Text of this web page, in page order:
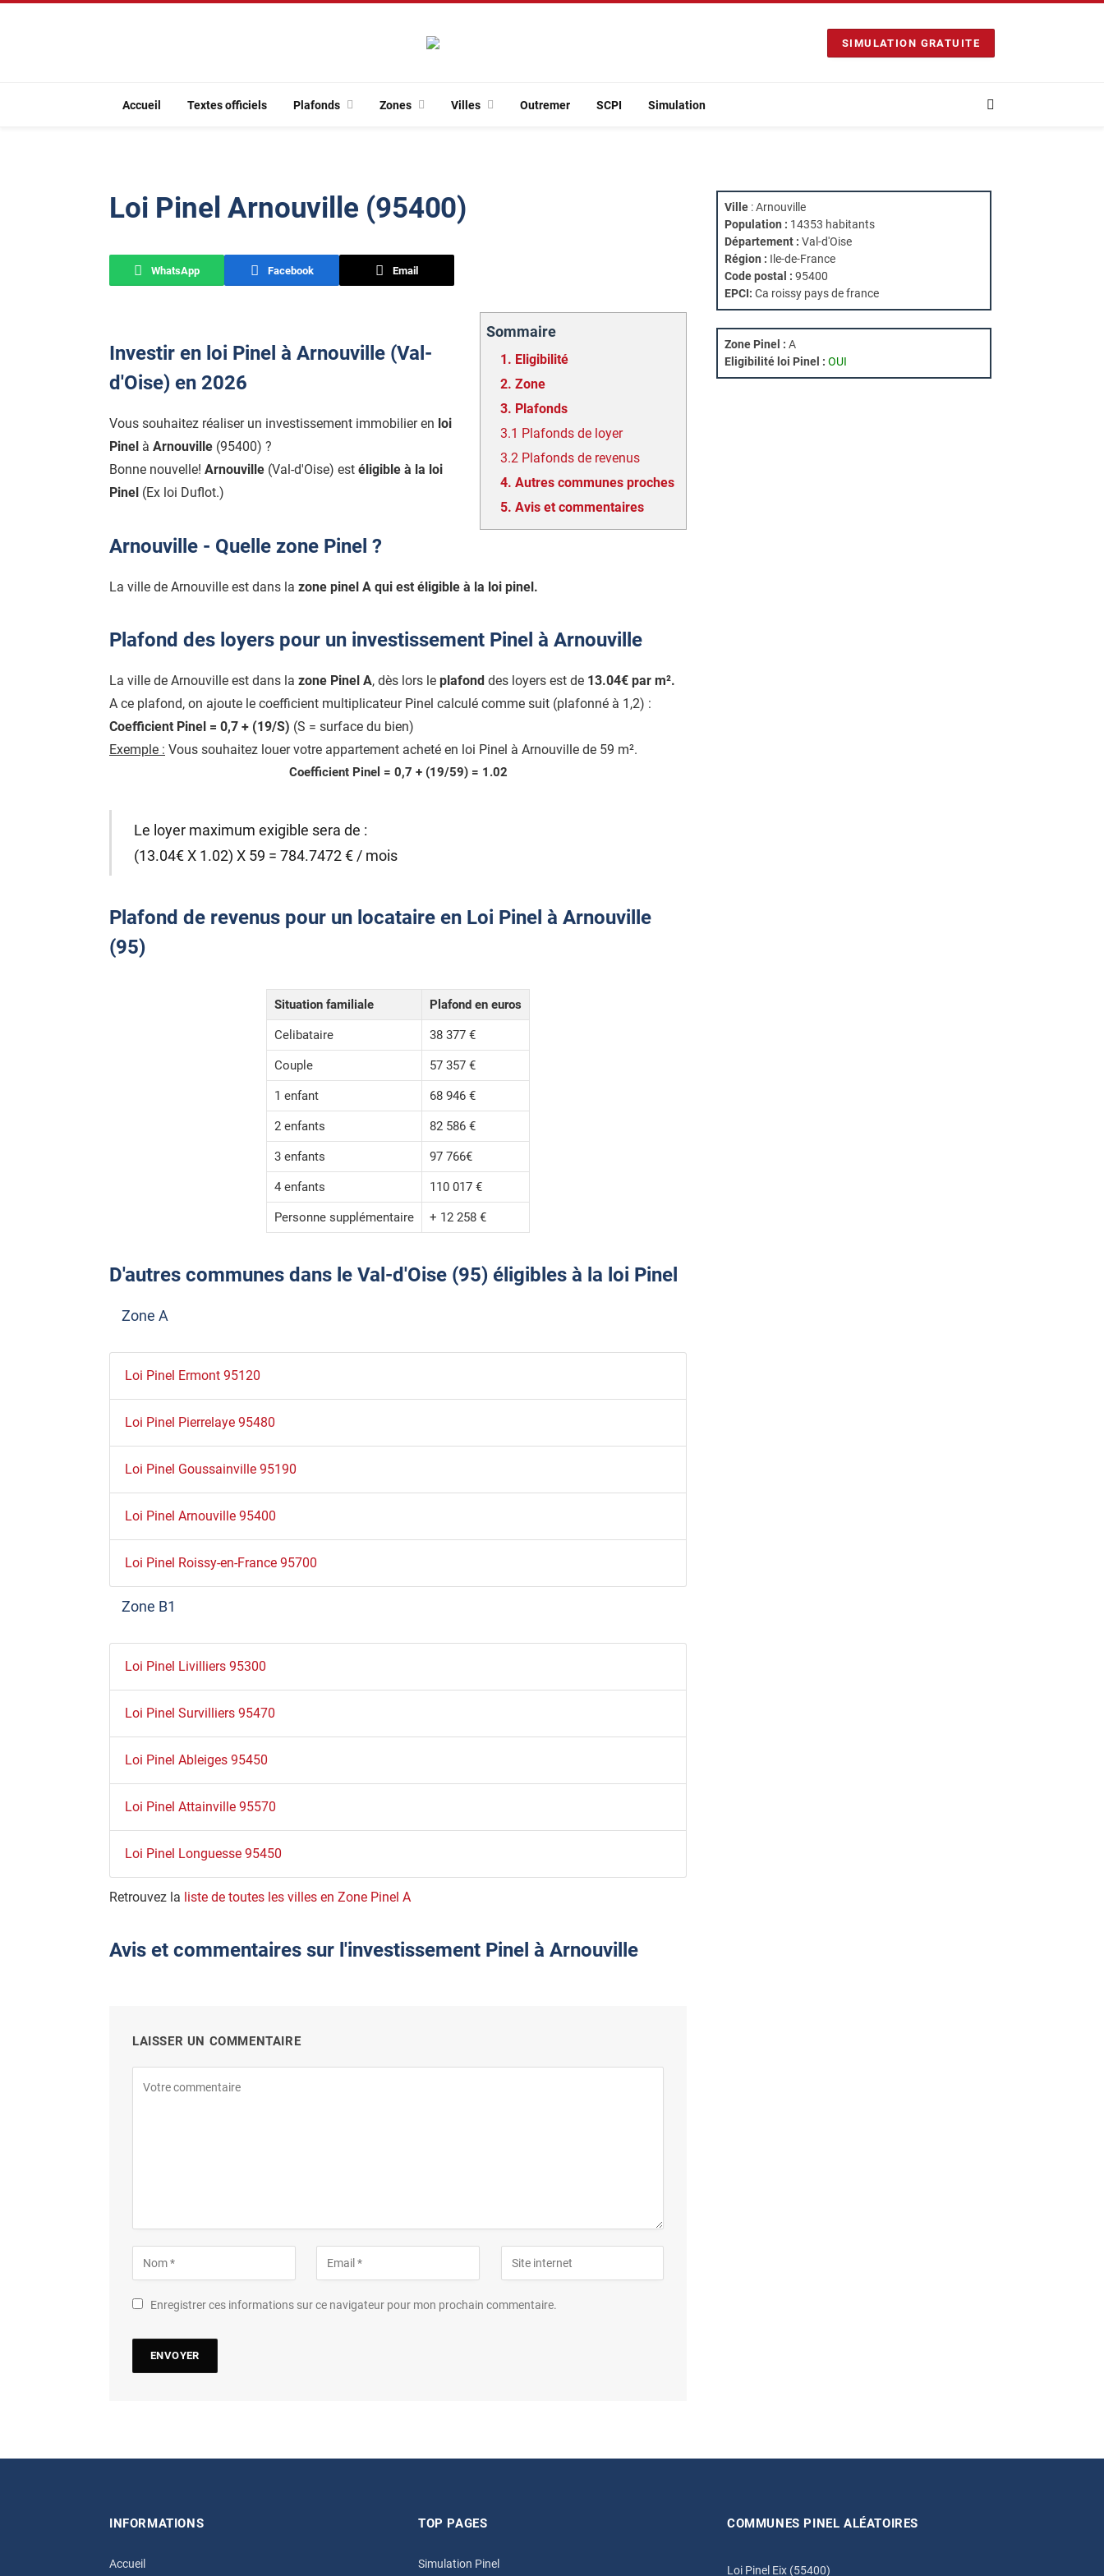
SIMULATION GRATUITE
Accueil Textes officiels Plafonds Zones Villes Outremer SCPI Simulation
Loi Pinel Arnouville (95400)
WhatsApp Facebook Email
Sommaire
1. Eligibilité
2. Zone
3. Plafonds
3.1 Plafonds de loyer
3.2 Plafonds de revenus
4. Autres communes proches
5. Avis et commentaires
Investir en loi Pinel à Arnouville (Val-
d'Oise) en 2026
Vous souhaitez réaliser un investissement immobilier en loi
Pinel à Arnouville (95400) ?
Bonne nouvelle! Arnouville (Val-d'Oise) est éligible à la loi
Pinel (Ex loi Duflot.)
Arnouville - Quelle zone Pinel ?
La ville de Arnouville est dans la zone pinel A qui est éligible à la loi pinel.
Plafond des loyers pour un investissement Pinel à Arnouville
La ville de Arnouville est dans la zone Pinel A, dès lors le plafond des loyers est de 13.04€ par m².
A ce plafond, on ajoute le coefficient multiplicateur Pinel calculé comme suit (plafonné à 1,2) :
Coefficient Pinel = 0,7 + (19/S) (S = surface du bien)
Exemple : Vous souhaitez louer votre appartement acheté en loi Pinel à Arnouville de 59 m².
Coefficient Pinel = 0,7 + (19/59) = 1.02
Le loyer maximum exigible sera de :
(13.04€ X 1.02) X 59 = 784.7472 € / mois
Plafond de revenus pour un locataire en Loi Pinel à Arnouville
(95)
Situation familiale Plafond en euros
Celibataire 38 377 €
Couple 57 357 €
1 enfant 68 946 €
2 enfants 82 586 €
3 enfants 97 766€
4 enfants 110 017 €
Personne supplémentaire + 12 258 €
D'autres communes dans le Val-d'Oise (95) éligibles à la loi Pinel
Zone A
Loi Pinel Ermont 95120
Loi Pinel Pierrelaye 95480
Loi Pinel Goussainville 95190
Loi Pinel Arnouville 95400
Loi Pinel Roissy-en-France 95700
Zone B1
Loi Pinel Livilliers 95300
Loi Pinel Survilliers 95470
Loi Pinel Ableiges 95450
Loi Pinel Attainville 95570
Loi Pinel Longuesse 95450
Retrouvez la liste de toutes les villes en Zone Pinel A
Avis et commentaires sur l'investissement Pinel à Arnouville
LAISSER UN COMMENTAIRE
Enregistrer ces informations sur ce navigateur pour mon prochain commentaire.
Ville : Arnouville
Population : 14353 habitants
Département : Val-d'Oise
Région : Ile-de-France
Code postal : 95400
EPCI: Ca roissy pays de france
Zone Pinel : A
Eligibilité loi Pinel : OUI
INFORMATIONS
Accueil
TOP PAGES
Simulation Pinel
COMMUNES PINEL ALÉATOIRES
Loi Pinel Eix (55400)